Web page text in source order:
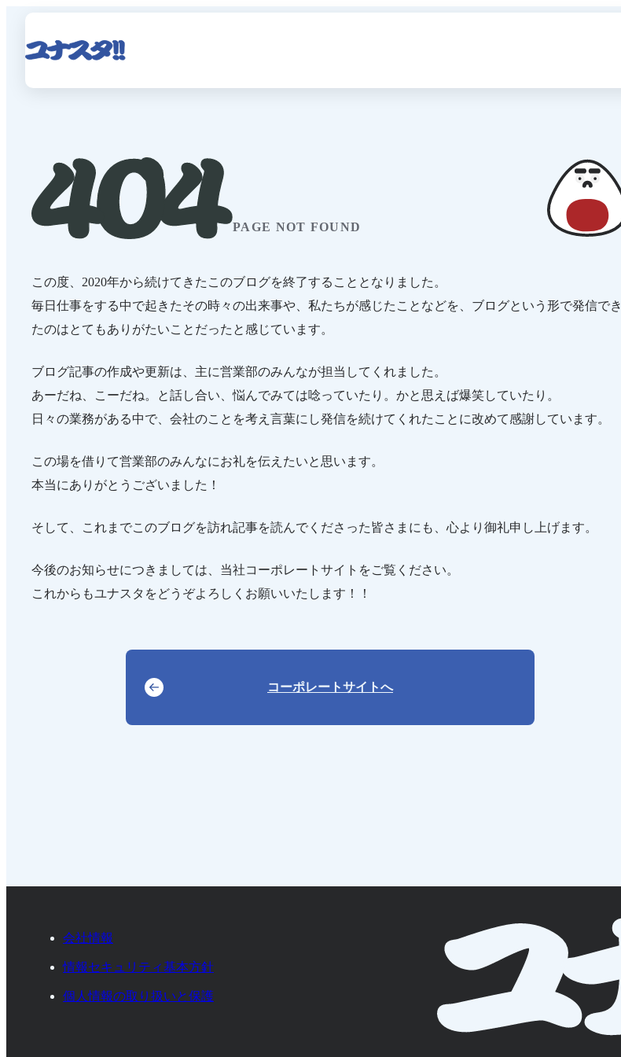
PAGE NOT FOUND
この度、2020年から続けてきたこのブログを終了することとなりました。
毎日仕事をする中で起きたその時々の出来事や、私たちが感じたことなどを、ブログという形で発信でき
たのはとてもありがたいことだったと感じています。
ブログ記事の作成や更新は、主に営業部のみんなが担当してくれました。
あーだね、こーだね。と話し合い、悩んでみては唸っていたり。かと思えば爆笑していたり。
日々の業務がある中で、会社のことを考え言葉にし発信を続けてくれたことに改めて感謝しています。
この場を借りて営業部のみんなにお礼を伝えたいと思います。
本当にありがとうございました！
そして、これまでこのブログを訪れ記事を読んでくださった皆さまにも、心より御礼申し上げます。
今後のお知らせにつきましては、当社コーポレートサイトをご覧ください。
これからもユナスタをどうぞよろしくお願いいたします！！
コーポレートサイトへ
会社情報
情報セキュリティ基本方針
個人情報の取り扱いと保護